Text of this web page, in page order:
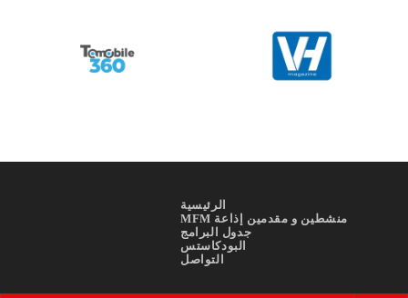
الرئيسية
منشطين و مقدمين إذاعة MFM
جدول البرامج
البودكاستس
التواصل